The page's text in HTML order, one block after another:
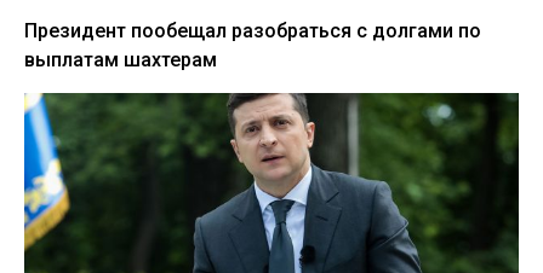
Президент пообещал разобраться с долгами по
выплатам шахтерам